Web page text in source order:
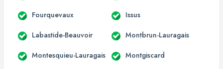
Fourquevaux Issus
Labastide-Beauvoir Montbrun-Lauragais
Montesquieu-Lauragais Montgiscard